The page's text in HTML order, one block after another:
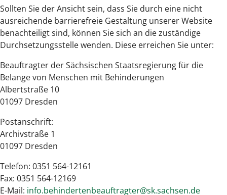
Sollten Sie der Ansicht sein, dass Sie durch eine nicht
ausreichende barrierefreie Gestaltung unserer Website
benachteiligt sind, können Sie sich an die zuständige
Durchsetzungsstelle wenden. Diese erreichen Sie unter:
Beauftragter der Sächsischen Staatsregierung für die
Belange von Menschen mit Behinderungen
Albertstraße 10
01097 Dresden
Postanschrift:
Archivstraße 1
01097 Dresden
Telefon: 0351 564-12161
Fax: 0351 564-12169
E-Mail: info.behindertenbeauftragter@sk.sachsen.de